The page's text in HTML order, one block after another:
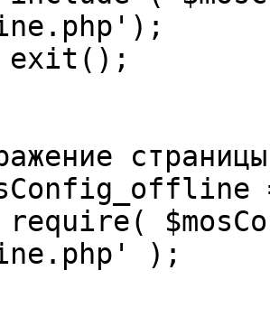
);